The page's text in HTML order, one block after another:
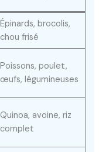
Épinards, brocolis,
chou frisé
Poissons, poulet,
œufs, légumineuses
Quinoa, avoine, riz
complet